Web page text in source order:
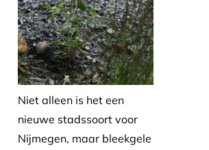
Niet alleen is het een
nieuwe stadssoort voor
Nijmegen, maar bleekgele